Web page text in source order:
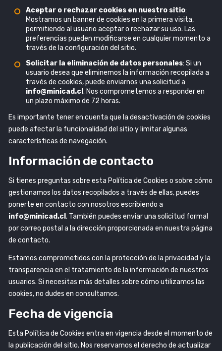
Aceptar o rechazar cookies en nuestro sitio:
Mostramos un banner de cookies en la primera visita,
permitiendo al usuario aceptar o rechazar su uso. Las
preferencias pueden modificarse en cualquier momento a
través de la configuración del sitio.
Solicitar la eliminación de datos personales: Si un
usuario desea que eliminemos la información recopilada a
través de cookies, puede enviarnos una solicitud a
info@minicad.cl . Nos comprometemos a responder en
un plazo máximo de 72 horas.
Es importante tener en cuenta que la desactivación de cookies
puede afectar la funcionalidad del sitio y limitar algunas
características de navegación.
Información de contacto
Si tienes preguntas sobre esta Política de Cookies o sobre cómo
gestionamos los datos recopilados a través de ellas, puedes
ponerte en contacto con nosotros escribiendo a
info@minicad.cl . También puedes enviar una solicitud formal
por correo postal a la dirección proporcionada en nuestra página
de contacto.
Estamos comprometidos con la protección de la privacidad y la
transparencia en el tratamiento de la información de nuestros
usuarios. Si necesitas más detalles sobre cómo utilizamos las
cookies, no dudes en consultarnos.
Fecha de vigencia
Esta Política de Cookies entra en vigencia desde el momento de
la publicación del sitio. Nos reservamos el derecho de actualizar